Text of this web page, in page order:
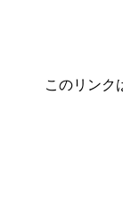
このリンク